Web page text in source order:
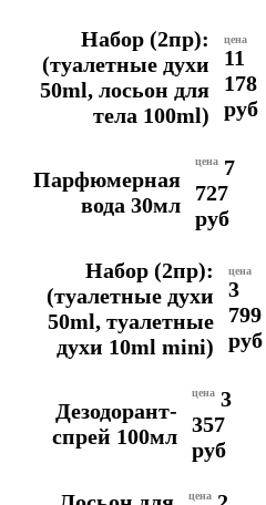
Набор (2пр):
(туалетные духи
50ml, лосьон для
тела 100ml)
цена
11
178
руб
Парфюмерная
вода 30мл
цена 7
727
руб
Набор (2пр):
(туалетные духи
50ml, туалетные
духи 10ml mini)
цена
3
799
руб
Дезодорант-
спрей 100мл
цена 3
357
руб
цена